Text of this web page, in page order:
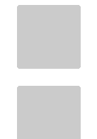
DESA